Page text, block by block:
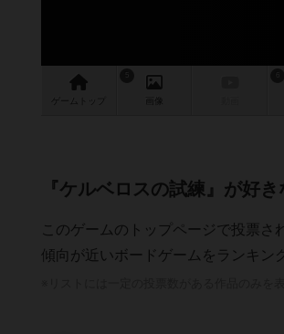
ゲーム 画像
『ケルベロスの試練』が好
このゲームのトップページで投票さ
傾向が近いボードゲームをランキン